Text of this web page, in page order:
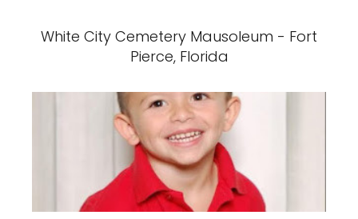
White City Cemetery Mausoleum - Fort
Pierce, Florida